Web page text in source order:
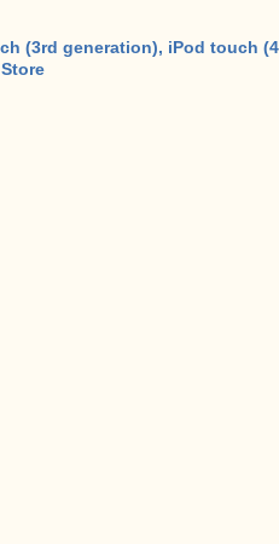
(3rd generation), iPod touch